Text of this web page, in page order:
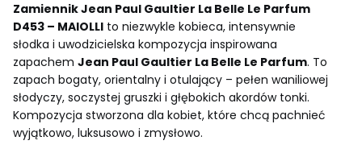
Zamiennik Jean Paul Gaultier La Belle Le Parfum
D453 – MAIOLLI to niezwykle kobieca, intensywnie
słodka i uwodzicielska kompozycja inspirowana
zapachem Jean Paul Gaultier La Belle Le Parfum. To
zapach bogaty, orientalny i otulający – pełen waniliowej
słodyczy, soczystej gruszki i głębokich akordów tonki.
Kompozycja stworzona dla kobiet, które chcą pachnieć
wyjątkowo, luksusowo i zmysłowo.